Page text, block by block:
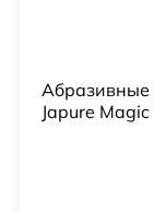
Абразивные
Japure